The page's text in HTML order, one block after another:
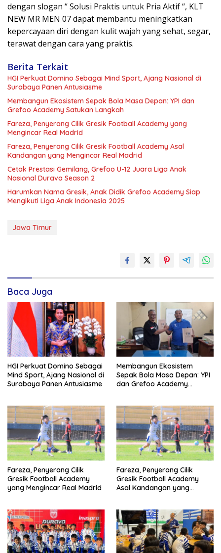
dengan slogan “ Solusi Praktis untuk Pria Aktif “, KLT
NEW MR MEN 07 dapat membantu meningkatkan
kepercayaan diri dengan kulit wajah yang sehat, segar,
terawat dengan cara yang praktis.
Berita Terkait
HGI Perkuat Domino Sebagai Mind Sport, Ajang Nasional di
Surabaya Panen Antusiasme
Membangun Ekosistem Sepak Bola Masa Depan: YPI dan
Grefoo Academy Satukan Langkah
Fareza, Penyerang Cilik Gresik Football Academy yang
Mengincar Real Madrid
Fareza, Penyerang Cilik Gresik Football Academy Asal
Kandangan yang Mengincar Real Madrid
Cetak Prestasi Gemilang, Grefoo U-12 Juara Liga Anak
Nasional Durava Season 2
Harumkan Nama Gresik, Anak Didik Grefoo Academy Siap
Mengikuti Liga Anak Indonesia 2025
Jawa Timur
Baca Juga
HGI Perkuat Domino Sebagai
Mind Sport, Ajang Nasional di
Surabaya Panen Antusiasme
Membangun Ekosistem
Sepak Bola Masa Depan: YPI
dan Grefoo Academy
Fareza, Penyerang Cilik
Gresik Football Academy
yang Mengincar Real Madrid
Fareza, Penyerang Cilik
Gresik Football Academy
Asal Kandangan yang